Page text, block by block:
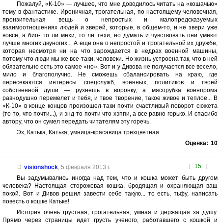
Пожалуй, «К-10» — лучшее, что мне доводилось читать на «кошачью»
тему в фантастике. Ироничная, трогательная, по-настоящему человечная,
пронзительная вещь о непростых и малопредсказуемых
взаимоотношениях людей и зверей, которые, в общем-то, и не звери уже
вовсе, а био- то ли мехи, то ли техи, но думать и чувствовать они умеют
лучше многих двуногих... А еще она о непростой и трогательной их дружбе,
которая несмотря ни на что зарождается в недрах военной машины,
потому что люди мы же все-таки, человеки. Но жизнь устроена так, что в ней
обязательно есть это самое «но». Вот и у Дивова не получается все весело,
мило и благополучно. Не сможешь сбалансировать на краю, где
пересекаются интересы спецслужб, военных, политиков и твоей
собственной души — рухнешь в воронку, а мясорубка военпрома
равнодушно перемелет и тебя, и твое творение, такое живое и теплое... В
«К-10» в конце концов произошел-таки почти счастливый поворот сюжета
(то-то, что почти...), и энд-то почти что хэппи, а все равно горько. И спасибо
автору, что он сумел передать читателям эту горечь.
Эх, Катька, Катька, умница-красавица трехцветная...
Оценка: 10
[ 15 ]
visionshock, 5 февраля 2013 г.
Вы задумывались иногда над тем, что и кошка может быть другом
человека? Настоящая сторожевая кошка, бродящая и охраняющая ваш
покой. Вот и Дивов решил завести себе такую... то есть, тьфу, написать
повесть о кошке Катьке!
История очень грустная, трогательная, умная и держащая за душу.
Прямо через страницы идет грусть ученого, работавшего с кошкой и